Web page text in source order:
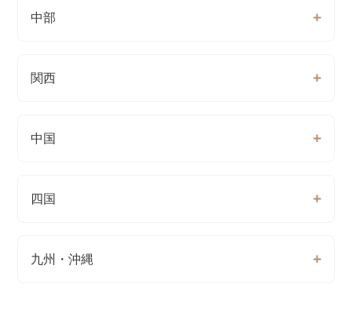
中部
関西
中国
四国
九州・沖縄